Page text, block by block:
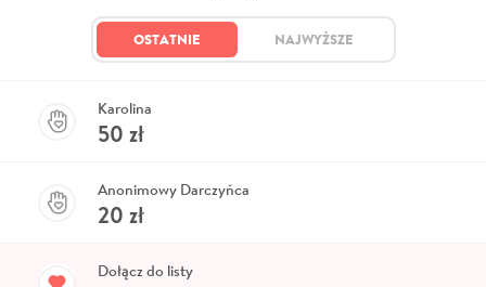
OSTATNIE NAJWYŻSZE
Karolina
50 zł
Anonimowy Darczyńca
20 zł
Dołącz do listy